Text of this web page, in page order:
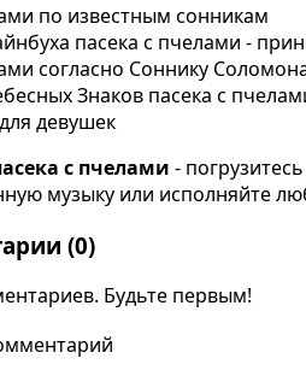
по известным сонникам
пасека с пчелами -
согласно Соннику
Знаков пасека с
девушек
с пчелами -
музыку или исполняйте
(0)
Будьте первым!